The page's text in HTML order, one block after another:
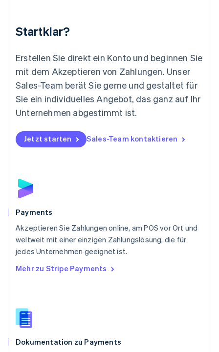
Startklar?
Erstellen Sie direkt ein Konto und beginnen Sie
mit dem Akzeptieren von Zahlungen. Unser
Sales-Team berät Sie gerne und gestaltet für
Sie ein individuelles Angebot, das ganz auf Ihr
Unternehmen abgestimmt ist.
Jetzt starten Sales-Team kontaktieren
Payments
Akzeptieren Sie Zahlungen online, am POS vor Ort und
weltweit mit einer einzigen Zahlungslösung, die für
jedes Unternehmen geeignet ist.
Mehr zu Stripe Payments
Dokumentation zu Payments
Mexiko
English
Niederlande
Nederlands English
Norwegen
English
Österreich
Polen
English
Portugal
Schweden
Schweiz
Singapur
English简体中文
Slowakei
Slowenien
English
Spanien
Thailand